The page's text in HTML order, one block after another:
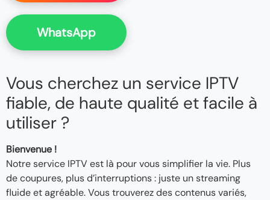
WhatsApp
Vous cherchez un service IPTV
fiable, de haute qualité et facile à
utiliser ?
Bienvenue !
Notre service IPTV est là pour vous simplifier la vie. Plus
de coupures, plus d’interruptions : juste un streaming
fluide et agréable. Vous trouverez des contenus variés,